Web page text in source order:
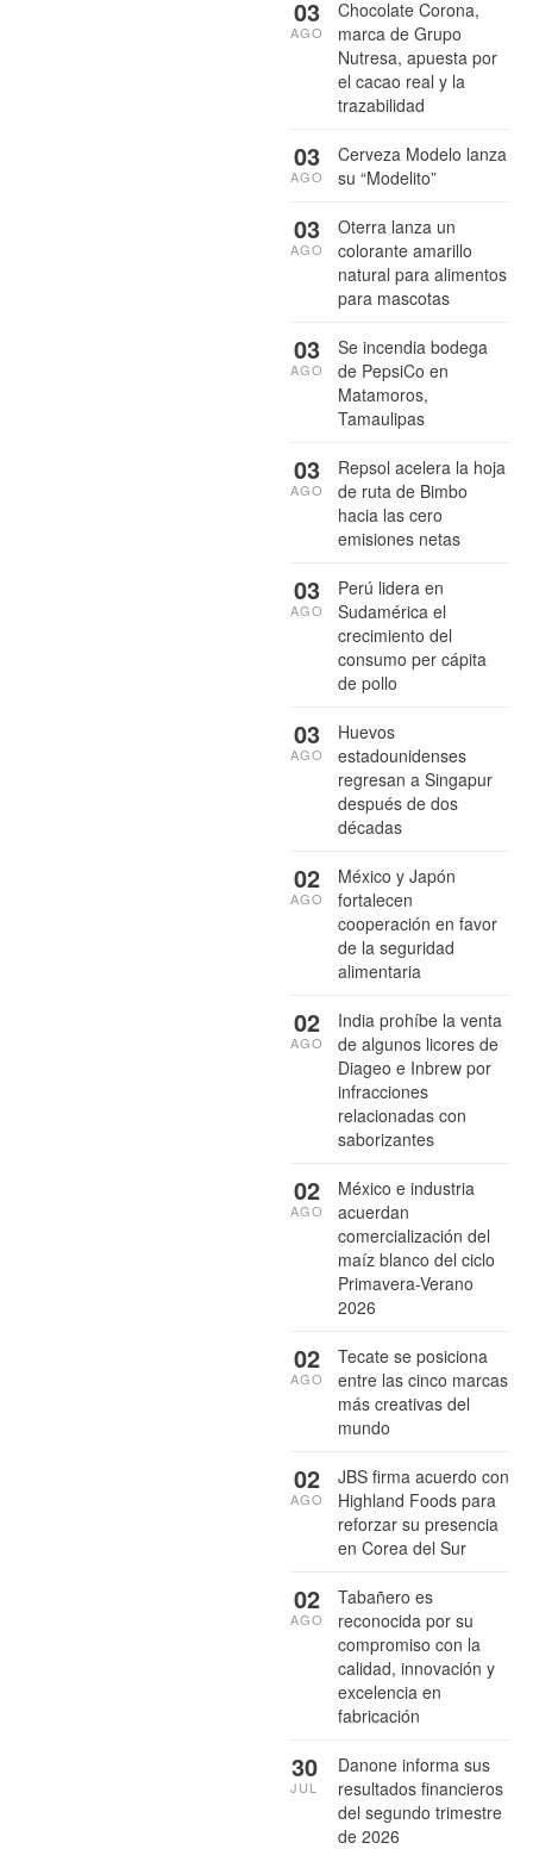
Chocolate Corona,
marca de Grupo
Nutresa, apuesta por
el cacao real y la
trazabilidad
03
AGO
Cerveza Modelo lanza
su “Modelito”
03
AGO
Oterra lanza un
colorante amarillo
natural para alimentos
para mascotas
03
AGO
Se incendia bodega
de PepsiCo en
Matamoros,
Tamaulipas
03
AGO
Repsol acelera la hoja
de ruta de Bimbo
hacia las cero
emisiones netas
03
AGO
Perú lidera en
Sudamérica el
crecimiento del
consumo per cápita
de pollo
03
AGO
Huevos
estadounidenses
regresan a Singapur
después de dos
décadas
03
AGO
México y Japón
fortalecen
cooperación en favor
de la seguridad
alimentaria
02
AGO
India prohíbe la venta
de algunos licores de
Diageo e Inbrew por
infracciones
relacionadas con
saborizantes
02
AGO
México e industria
acuerdan
comercialización del
maíz blanco del ciclo
Primavera-Verano
2026
02
AGO
Tecate se posiciona
entre las cinco marcas
más creativas del
mundo
02
AGO
JBS firma acuerdo con
Highland Foods para
reforzar su presencia
en Corea del Sur
02
AGO
Tabañero es
reconocida por su
compromiso con la
calidad, innovación y
excelencia en
fabricación
02
AGO
Danone informa sus
resultados financieros
del segundo trimestre
de 2026
30
JUL